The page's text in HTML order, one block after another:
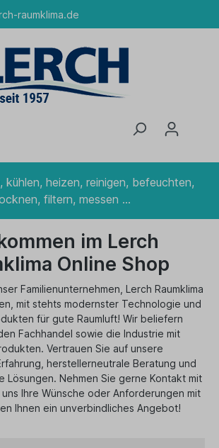
raumklima.de
kühlen, heizen, reinigen, befeuchten,
filtern, messen ...
im Lerch
Online Shop
Familienunternehmen, Lerch Raumklima
mit stehts modernster Technologie und
für gute Raumluft! Wir beliefern
Fachhandel sowie die Industrie mit
Vertrauen Sie auf unsere
herstellerneutrale Beratung und
Lösungen. Nehmen Sie gerne Kontakt mit
Ihre Wünsche oder Anforderungen mit
Ihnen ein unverbindliches Angebot!